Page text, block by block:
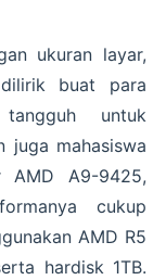
ukuran layar,
buat para
untuk
juga mahasiswa
AMD A9-9425,
cukup
AMD R5
hardisk 1TB.